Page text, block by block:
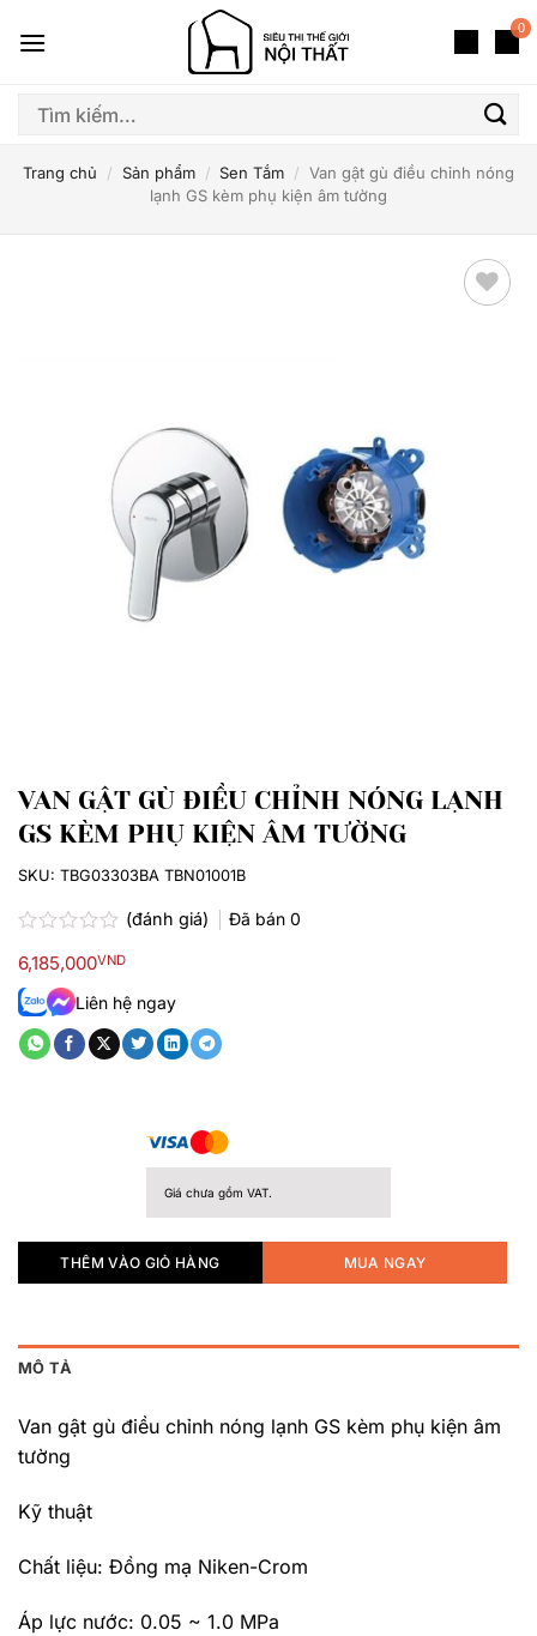
qua
dung
0
Tìm
Trang chủ / Sản phẩm / Sen Tắm / Van gật gù điều chỉnh nóng
lạnh GS kèm phụ kiện âm tường
VAN GẬT GÙ ĐIỀU CHỈNH NÓNG LẠNH
GS KÈM PHỤ KIỆN ÂM TƯỜNG
xếp
hạng
0.0
5
sao
(đánh giá) Đã bán 0
6,185,000VND
Liên hệ ngay
Giá chưa gồm VAT.
THÊM VÀO GIỎ HÀNG MUA NGAY
SKU: TBG03303BA TBN01001B
MÔ TẢ
Van gật gù điều chỉnh nóng lạnh GS kèm phụ kiện âm
tường
Kỹ thuật
Chất liệu: Đồng mạ Niken-Crom
Áp lực nước: 0.05 ~ 1.0 MPa